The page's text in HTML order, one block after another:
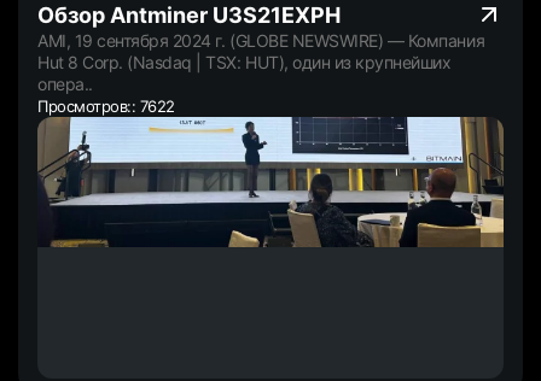
Обзор Antminer U3S21EXPH
AMI, 19 сентября 2024 г. (GLOBE NEWSWIRE) — Компания
Hut 8 Corp. (Nasdaq | TSX: HUT), один из крупнейших
опера..
Просмотров:: 7622